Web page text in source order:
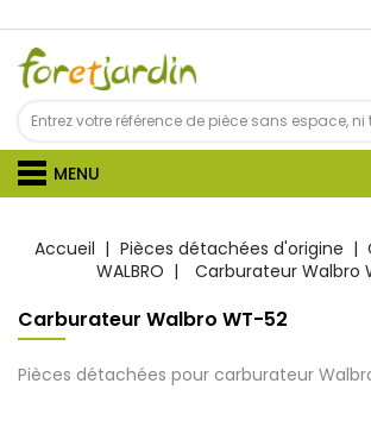
MENU
Accueil Pièces détachées d'origine
WALBRO
Carburateur Walbro
Carburateur Walbro WT-52
Pièces détachées pour carburateur